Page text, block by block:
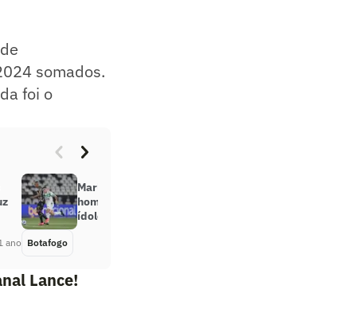
somados.
foi o
ano
Marlon Freitas comenta
homenagem em bandeirão de
ídolos do Botafogo: ‘Fui escolhido’
Botafogo
Lance!